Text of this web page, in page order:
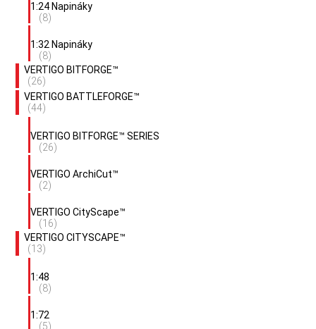
1:24 Napináky
(8)
1:32 Napináky
(8)
VERTIGO BITFORGE™
(26)
VERTIGO BATTLEFORGE™
(44)
VERTIGO BITFORGE™ SERIES
(26)
VERTIGO ArchiCut™
(2)
VERTIGO CityScape™
(16)
VERTIGO CITYSCAPE™
(13)
1:48
(8)
1:72
(5)